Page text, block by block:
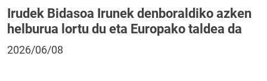
Irudek Bidasoa Irunek denboraldiko azken
helburua lortu du eta Europako taldea da
2026/06/08